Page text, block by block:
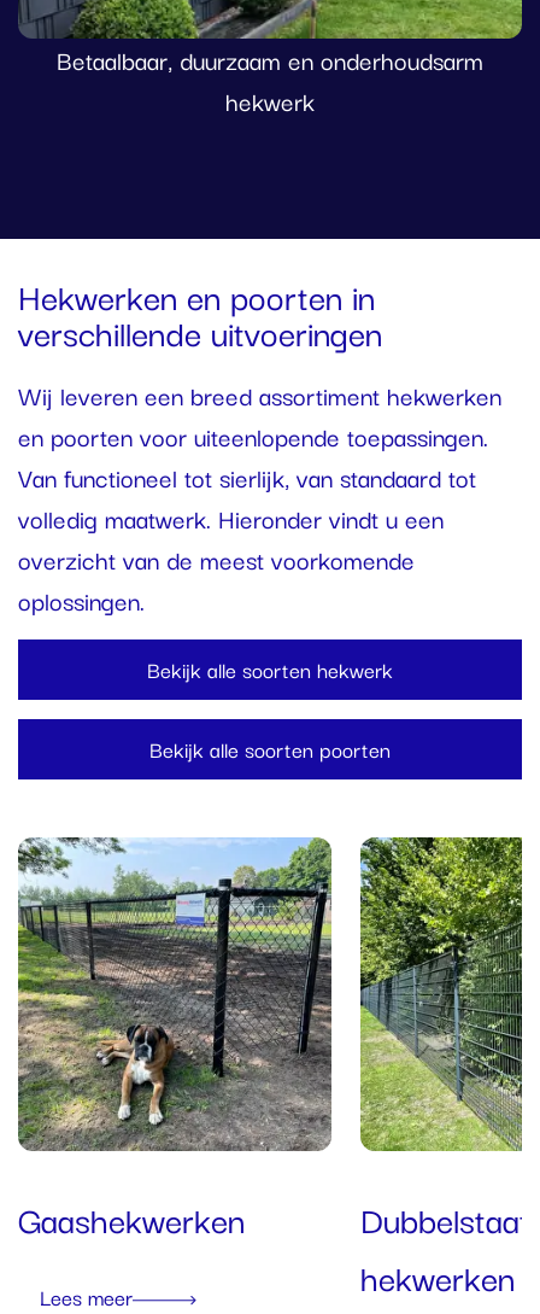
Betaalbaar, duurzaam en onderhoudsarm
hekwerk
Hekwerken en poorten in
verschillende uitvoeringen
Wij leveren een breed assortiment hekwerken
en poorten voor uiteenlopende toepassingen.
Van functioneel tot sierlijk, van standaard tot
volledig maatwerk. Hieronder vindt u een
overzicht van de meest voorkomende
oplossingen.
Bekijk alle soorten hekwerk
Bekijk alle soorten poorten
Gaashekwerken
Lees meer
hekwerken